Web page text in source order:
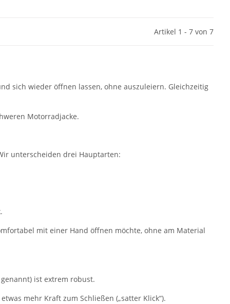
Artikel 1 - 7 von 7
sich wieder öffnen lassen, ohne auszuleiern. Gleichzeitig
Motorradjacke.
unterscheiden drei Hauptarten:
mit einer Hand öffnen möchte, ohne am Material
ist extrem robust.
mehr Kraft zum Schließen („satter Klick“).